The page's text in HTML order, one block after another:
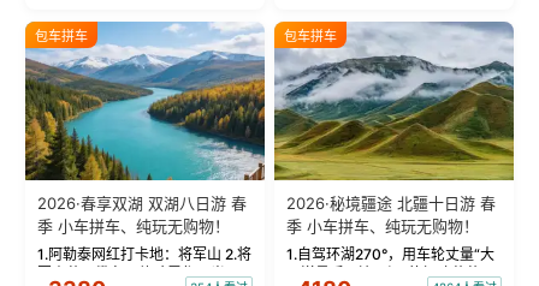
绝美瞬间。 赛湖坦克300跟车视
频：专业摄影师...
瓦人最大村落——禾木村，欣赏
晨雾与小木...
包车拼车
2026·春享双湖 双湖八日游 春
季 小车拼车、纯玩无购物！
1.阿勒泰网红打卡地：将军山 2.将
军山落日缆车，体验雪都风光 3.
包车拼车
2026·秘境疆途 北疆十日游 春
季 小车拼车、纯玩无购物！
1.自驾环湖270°，用车轮丈量“大
西洋最后一滴眼泪”的极致蔚蓝，